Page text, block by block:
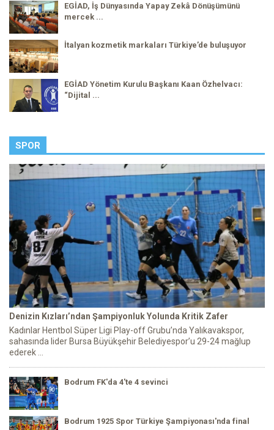
EGİAD, İş Dünyasında Yapay Zekâ Dönüşümünü
mercek ...
İtalyan kozmetik markaları Türkiye’de buluşuyor
EGİAD Yönetim Kurulu Başkanı Kaan Özhelvacı:
“Dijital ...
SPOR
Denizin Kızları’ndan Şampiyonluk Yolunda Kritik Zafer
Kadınlar Hentbol Süper Ligi Play-off Grubu’nda Yalıkavakspor,
sahasında lider Bursa Büyükşehir Belediyespor’u 29-24 mağlup
ederek ...
Bodrum FK'da 4'te 4 sevinci
Bodrum 1925 Spor Türkiye Şampiyonası'nda final